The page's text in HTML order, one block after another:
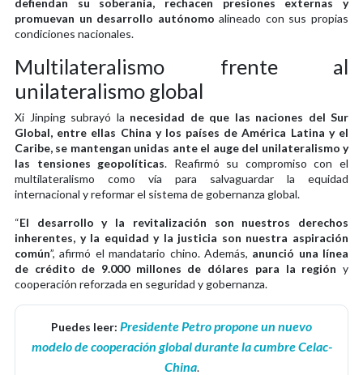
promuevan un desarrollo autónomoalineado con sus propias
condiciones nacionales.
Multilateralismo frente al
unilateralismo global
Xi Jinping subrayó la necesidad de que las naciones del Sur
Global, entre ellas China y los países de América Latina y el
Caribe, se mantengan unidas ante el auge del unilateralismo y
las tensiones geopolíticas. Reafirmó su compromiso con el
multilateralismo como vía para salvaguardar la equidad
internacional y reformar el sistema de gobernanza global.
“El desarrollo y la revitalización son nuestros derechos
inherentes, y la equidad y la justicia son nuestra aspiración
común”, afirmó el mandatario chino. Además, anunció una línea
de crédito de 9.000 millones de dólares para la región y
cooperación reforzada en seguridad y gobernanza.
Puedes leer: Presidente Petro propone un nuevo
modelo de cooperación global durante la cumbre Celac-
China.